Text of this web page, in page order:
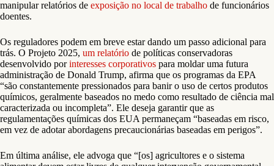
manipular relatórios de exposição no local de trabalho de funcionários
doentes.
Os reguladores podem em breve estar dando um passo adicional para
trás. O Projeto 2025, um relatório de políticas conservadoras
desenvolvido porinteresses corporativos para moldar uma futura
administração de Donald Trump, afirma que os programas da EPA
“são constantemente pressionados para banir o uso de certos produtos
químicos, geralmente baseados no medo como resultado de ciência mal
caracterizada ou incompleta”. Ele deseja garantir que as
regulamentações químicas dos EUA permaneçam “baseadas em risco,
em vez de adotar abordagens precaucionárias baseadas em perigos”.
Em última análise, ele advoga que “[os] agricultores e o sistema